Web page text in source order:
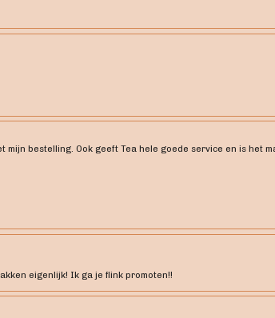
mijn bestelling. Ook geeft Tea hele goede service en is het
eigenlijk! Ik ga je flink promoten!!